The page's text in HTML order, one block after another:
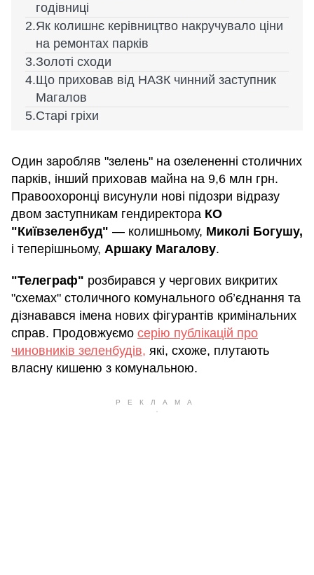
годівниці
Як колишнє керівництво накручувало ціни
на ремонтах парків
Золоті сходи
Що приховав від НАЗК чинний заступник
Магалов
Старі гріхи
Один заробляв "зелень" на озелененні столичних
парків, інший приховав майна на 9,6 млн грн.
Правоохоронці висунули нові підозри відразу
двом заступникам гендиректора КО
"Київзеленбуд" — колишньому, Миколі Богушу,
і теперішньому, Аршаку Магалову.
"Телеграф" розбирався у чергових викритих
"схемах" столичного комунального об’єднання та
дізнавався імена нових фігурантів кримінальних
справ. Продовжуємо серію публікацій про
чиновників зеленбудів, які, схоже, плутають
власну кишеню з комунальною.